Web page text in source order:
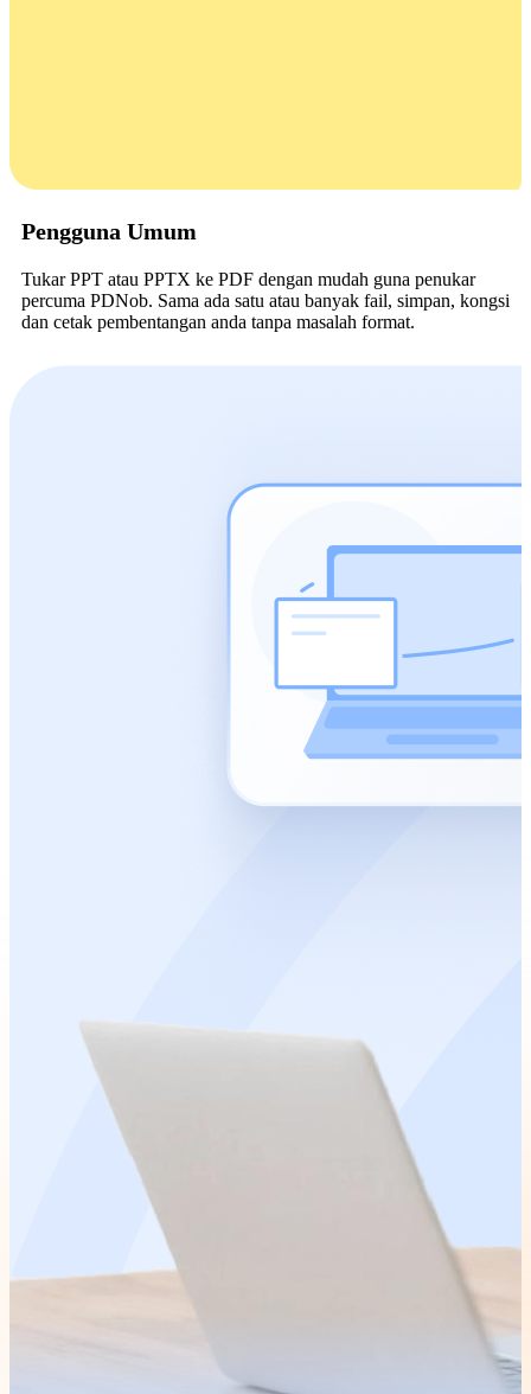
Pengguna Umum
Tukar PPT atau PPTX ke PDF dengan mudah guna penukar
percuma PDNob. Sama ada satu atau banyak fail, simpan, kongsi
dan cetak pembentangan anda tanpa masalah format.